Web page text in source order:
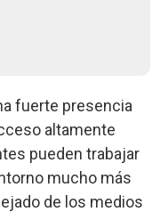
fuerte presencia
altamente
pueden trabajar
mucho más
de los medios